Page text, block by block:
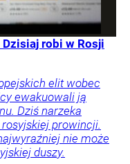
robi w Rosji
elit wobec
ewakuowali ją
Dziś narzeka
prowincji.
nie może
duszy.